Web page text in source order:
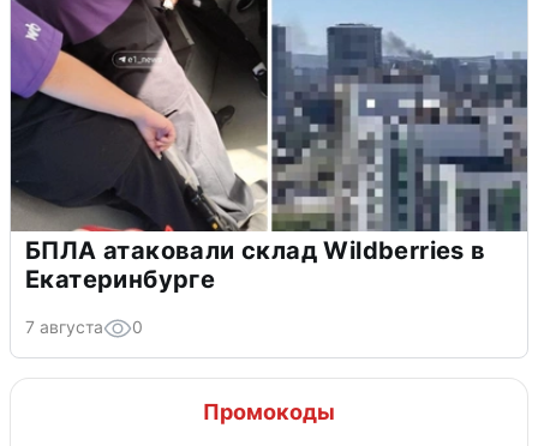
БПЛА атаковали склад Wildberries в
Екатеринбурге
7 августа 0
Промокоды